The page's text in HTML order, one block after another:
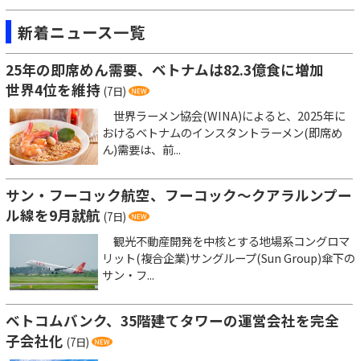
新着ニュース一覧
25年の即席めん需要、ベトナムは82.3億食に増加
世界4位を維持 (7日)
世界ラーメン協会(WINA)によると、2025年に
おけるベトナムのインスタントラーメン(即席め
ん)需要は、前...
サン・フーコック航空、フーコック～クアラルンプー
ル線を9月就航 (7日)
観光不動産開発を中核とする地場系コングロマ
リット(複合企業)サングループ(Sun Group)傘下の
サン・フ...
ベトコムバンク、35階建てタワーの運営会社を完全
子会社化 (7日)